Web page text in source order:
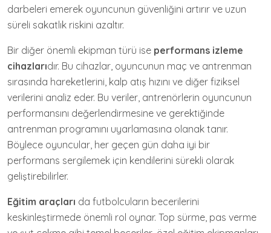
darbeleri emerek oyuncunun güvenliğini artırır ve uzun
süreli sakatlık riskini azaltır.
Bir diğer önemli ekipman türü ise performans izleme
cihazlarıdır. Bu cihazlar, oyuncunun maç ve antrenman
sırasında hareketlerini, kalp atış hızını ve diğer fiziksel
verilerini analiz eder. Bu veriler, antrenörlerin oyuncunun
performansını değerlendirmesine ve gerektiğinde
antrenman programını uyarlamasına olanak tanır.
Böylece oyuncular, her geçen gün daha iyi bir
performans sergilemek için kendilerini sürekli olarak
geliştirebilirler.
Eğitim araçları da futbolcuların becerilerini
keskinleştirmede önemli rol oynar. Top sürme, pas verme